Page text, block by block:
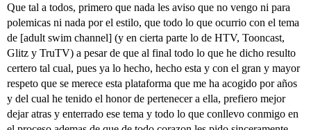
Que tal a todos, primero que nada les aviso que no vengo ni para
polemicas ni nada por el estilo, que todo lo que ocurrio con el tema
de [adult swim channel] (y en cierta parte lo de HTV, Tooncast,
Glitz y TruTV) a pesar de que al final todo lo que he dicho resulto
certero tal cual, pues ya lo hecho, hecho esta y con el gran y mayor
respeto que se merece esta plataforma que me ha acogido por años
y del cual he tenido el honor de pertenecer a ella, prefiero mejor
dejar atras y enterrado ese tema y todo lo que conllevo conmigo en